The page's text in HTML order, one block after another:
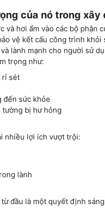
của nó trong xây
và hơi ẩm vào các bộ phận
vệ kết cấu công trình
lành mạnh cho người sử
trọng như:
rỉ sét
đến sức khỏe
tường bị hư hỏng
nhiều lợi ích vượt trội:
lành
đầu là một quyết định